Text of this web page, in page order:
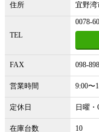
住所 宜野湾
TEL
0078-
FAX 098-
営業時間 9:00〜
定休日 日曜
在庫台数 10